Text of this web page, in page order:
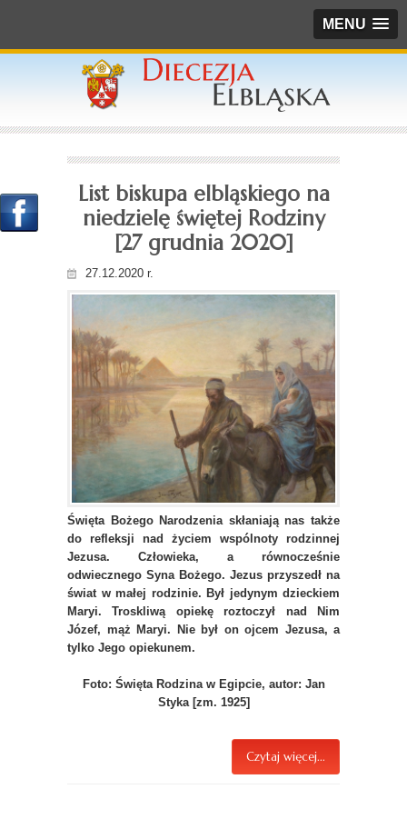
MENU
List biskupa elbląskiego na
niedzielę świętej Rodziny
[27 grudnia 2020]
27.12.2020 r.
Święta Bożego Narodzenia skłaniają nas także
do refleksji nad życiem wspólnoty rodzinnej
Jezusa. Człowieka, a równocześnie
odwiecznego Syna Bożego. Jezus przyszedł na
świat w małej rodzinie. Był jedynym dzieckiem
Maryi. Troskliwą opiekę roztoczył nad Nim
Józef, mąż Maryi. Nie był on ojcem Jezusa, a
tylko Jego opiekunem.
Foto: Święta Rodzina w Egipcie, autor: Jan
Styka [zm. 1925]
Czytaj więcej...